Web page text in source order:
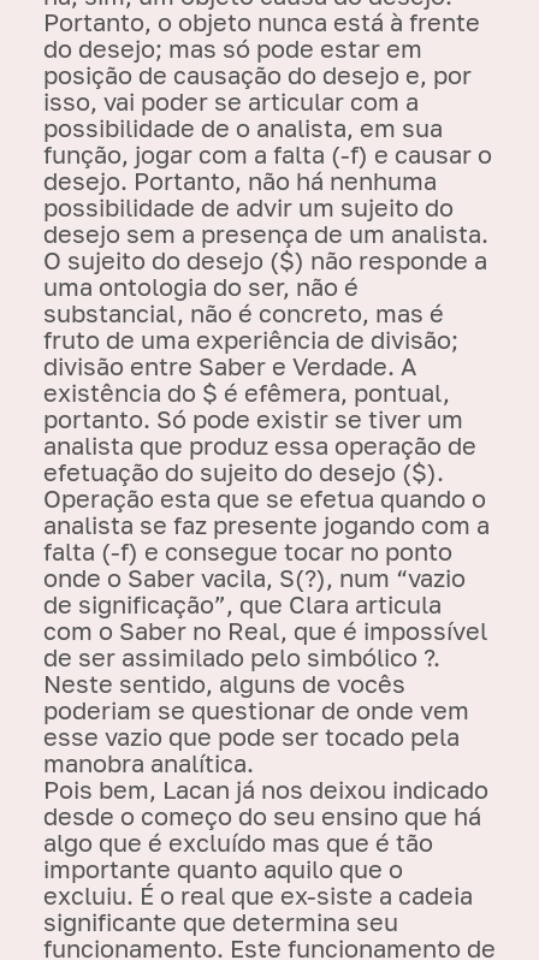
Portanto, o objeto nunca está à frente
do desejo; mas só pode estar em
posição de causação do desejo e, por
isso, vai poder se articular com a
possibilidade de o analista, em sua
função, jogar com a falta (-f) e causar o
desejo. Portanto, não há nenhuma
possibilidade de advir um sujeito do
desejo sem a presença de um analista.
O sujeito do desejo ($) não responde a
uma ontologia do ser, não é
substancial, não é concreto, mas é
fruto de uma experiência de divisão;
divisão entre Saber e Verdade. A
existência do $ é efêmera, pontual,
portanto. Só pode existir se tiver um
analista que produz essa operação de
efetuação do sujeito do desejo ($).
Operação esta que se efetua quando o
analista se faz presente jogando com a
falta (-f) e consegue tocar no ponto
onde o Saber vacila, S(?), num “vazio
de significação”, que Clara articula
com o Saber no Real, que é impossível
de ser assimilado pelo simbólico ?.
Neste sentido, alguns de vocês
poderiam se questionar de onde vem
esse vazio que pode ser tocado pela
manobra analítica.
Pois bem, Lacan já nos deixou indicado
desde o começo do seu ensino que há
algo que é excluído mas que é tão
importante quanto aquilo que o
excluiu. É o real que ex-siste a cadeia
significante que determina seu
funcionamento. Este funcionamento de